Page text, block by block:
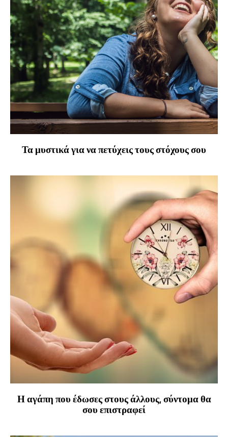
Τα μυστικά για να πετύχεις τους στόχους σου
Η αγάπη που έδωσες στους άλλους, σύντομα θα
σου επιστραφεί